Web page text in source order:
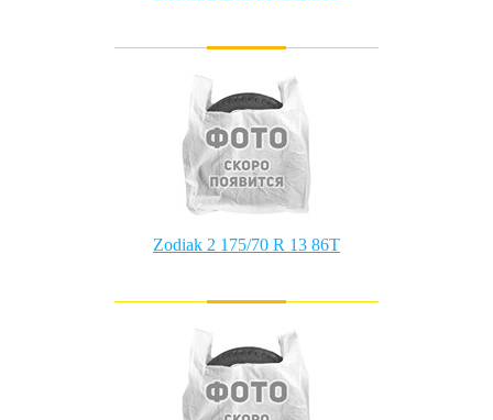
Zodiak 2 175/70 R 13 86T